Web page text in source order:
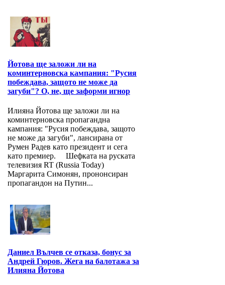
Йотова ще заложи ли на
коминтерновска кампания: "Русия
побеждава, защото не може да
загуби"? О, не, ще заформи игнор
Илияна Йотова ще заложи ли на
коминтерновска пропагандна
кампания: "Русия побеждава, защото
не може да загуби", лансирана от
Румен Радев като президент и сега
като премиер. Шефката на руската
телевизия RT (Russia Today)
Маргарита Симонян, прононсиран
пропагандон на Путин...
Даниел Вълчев се отказа, бонус за
Андрей Гюров. Жега на балотажа за
Илияна Йотова